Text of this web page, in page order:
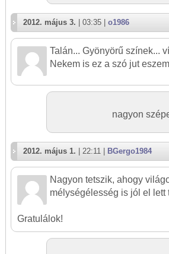
2012. május 3. | 03:35 | o1986
Talán... Gyönyörű színek...
Nekem is ez a szó jut
nagyon
2012. május 1. | 22:11 | BGergo1984
Nagyon tetszik, ahogy
mélységélesség is jól el lett
Gratulálok!